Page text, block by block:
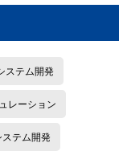
ステム開発
レーション
ステム開発